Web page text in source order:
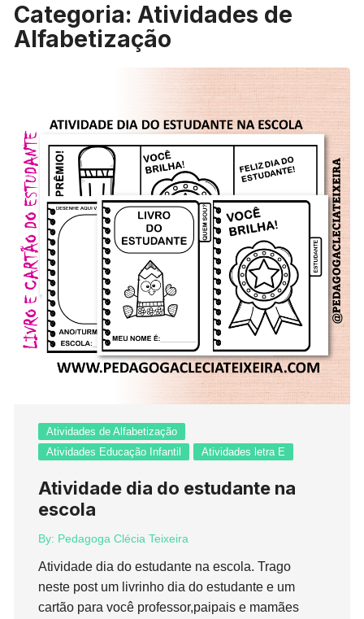
Categoria:Atividades de
Alfabetização
Atividades de Alfabetização
Atividades Educação Infantil
Atividades letra E
Atividade dia do estudante na
escola
By: Pedagoga Clécia Teixeira
Atividade dia do estudante na escola. Trago
neste post um livrinho dia do estudante e um
cartão para você professor,paipais e mamães